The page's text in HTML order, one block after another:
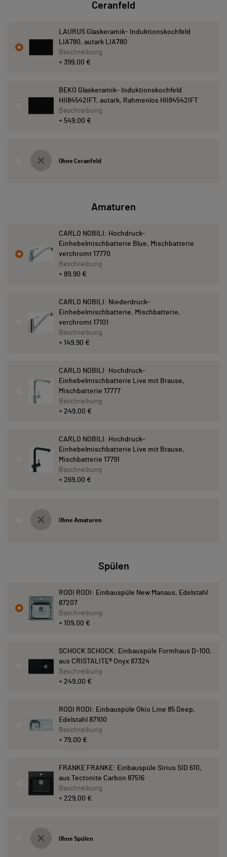
Ceranfeld
LAURUS Glaskeramik- Induktionskochfeld
LIA780, autark LIA780
+ 399,00 €
Beschreibung
BEKO Glaskeramik- Induktionskochfeld
HII84542IFT, autark, Rahmenlos HII84542IFT
+ 549,00 €
Beschreibung
Ohne Ceranfeld
Amaturen
CARLO NOBILI: Hochdruck-
Einhebelmischbatterie Blue, Mischbatterie
verchromt 17770
+ 89,90 €
Beschreibung
CARLO NOBILI: Niederdruck-
Einhebelmischbatterie, Mischbatterie,
verchromt 17101
+ 149,90 €
Beschreibung
CARLO NOBILI: Hochdruck-
Einhebelmischbatterie Live mit Brause,
Mischbatterie 17777
+ 249,00 €
Beschreibung
CARLO NOBILI: Hochdruck-
Einhebelmischbatterie Live mit Brause,
Mischbatterie 17791
+ 269,00 €
Beschreibung
Ohne Amaturen
Spülen
RODI RODI: Einbauspüle New Manaus, Edelstahl
87207
+ 109,00 €
Beschreibung
SCHOCK SCHOCK: Einbauspüle Formhaus D-100,
aus CRISTALITE® Onyx 87324
+ 249,00 €
Beschreibung
RODI RODI: Einbauspüle Okio Line 85 Deep,
Edelstahl 87100
+ 79,00 €
Beschreibung
FRANKE FRANKE: Einbauspüle Sirius SID 610,
aus Tectonite Carbon 87516
+ 229,00 €
Beschreibung
Ohne Spülen